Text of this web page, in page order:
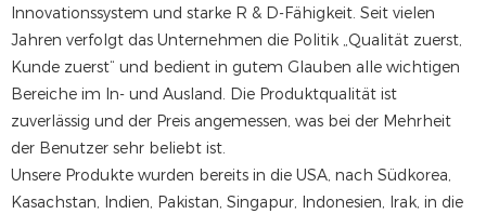
Innovationssystem und starke R & D-Fähigkeit. Seit vielen
Jahren verfolgt das Unternehmen die Politik „Qualität zuerst,
Kunde zuerst“ und bedient in gutem Glauben alle wichtigen
Bereiche im In- und Ausland. Die Produktqualität ist
zuverlässig und der Preis angemessen, was bei der Mehrheit
der Benutzer sehr beliebt ist.
Unsere Produkte wurden bereits in die USA, nach Südkorea,
Kasachstan, Indien, Pakistan, Singapur, Indonesien, Irak, in die